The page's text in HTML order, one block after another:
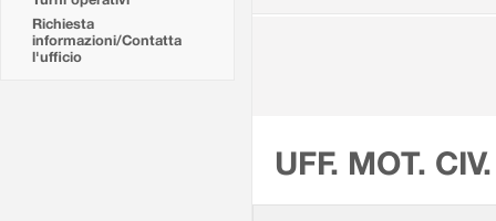
Richiesta
informazioni/Contatta
l'ufficio
UFF. MOT.